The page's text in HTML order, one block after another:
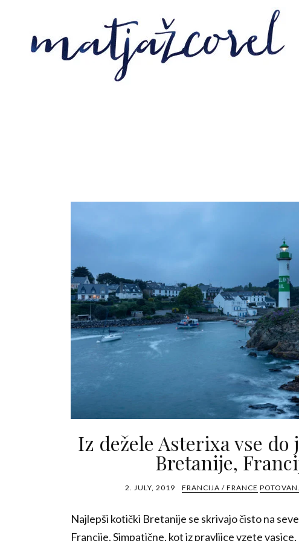
Iz dežele Asterixa vse do
Bretanije,
2. JULY, 2019 FRANCIJA / FRANCE
Najlepši kotički Bretanije se skrivajo čisto na
Francije. Simpatične, kot iz pravljice vzete